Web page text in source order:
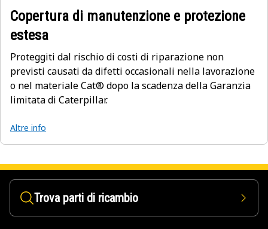
Copertura di manutenzione e protezione
estesa
Proteggiti dal rischio di costi di riparazione non
previsti causati da difetti occasionali nella lavorazione
o nel materiale Cat® dopo la scadenza della Garanzia
limitata di Caterpillar.
Altre info
Trova parti di ricambio